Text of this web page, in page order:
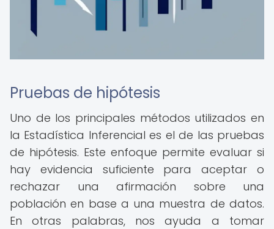
Pruebas de hipótesis
Uno de los principales métodos utilizados en
la Estadística Inferencial es el de las pruebas
de hipótesis. Este enfoque permite evaluar si
hay evidencia suficiente para aceptar o
rechazar una afirmación sobre una
población en base a una muestra de datos.
En otras palabras, nos ayuda a tomar